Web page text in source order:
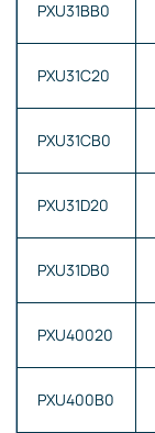
PXU31BB0
PXU31C20
PXU31CB0
PXU31D20
PXU31DB0
PXU40020
PXU400B0